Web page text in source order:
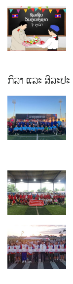
ກິລາ ແລະ ສິລະປະ